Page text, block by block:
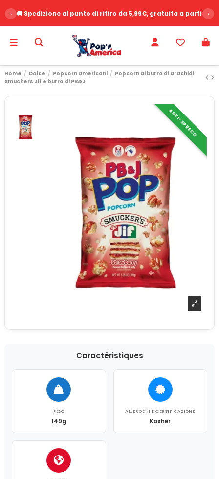
‹ 🚚 Spedizione al punto di ritiro da 5,99€, gratuita a partire›
Home Dolce Popcorn americani
Popcorn al burro di arachidi
Smuckers Jif e burro di PB&J
ANTI-SPRECO
Caractéristiques
PESO
149g
ALLERGENI E CERTIFICAZIONE
Kosher